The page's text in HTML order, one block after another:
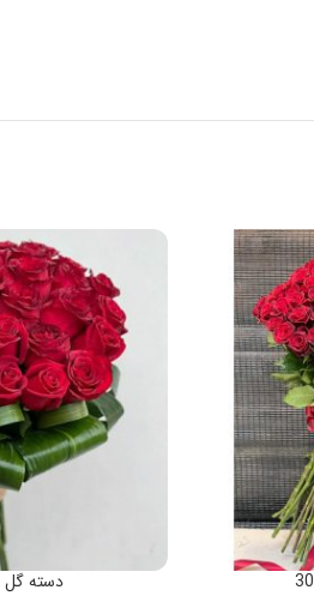
دسته گل